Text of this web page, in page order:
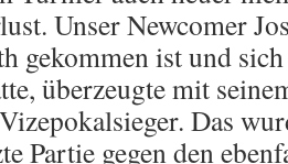
Unser Newcomer
gekommen ist und
überzeugte mit
Das
Partie gegen den